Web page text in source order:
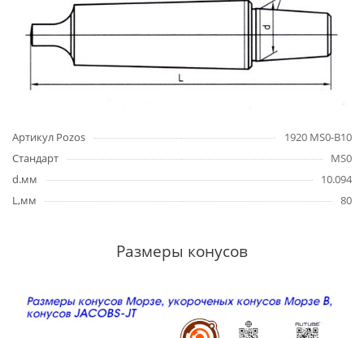
Артикул Pozos
1920 MS0-B10
Стандарт
MS0
d.мм
10.094
L,мм
80
Размеры конусов